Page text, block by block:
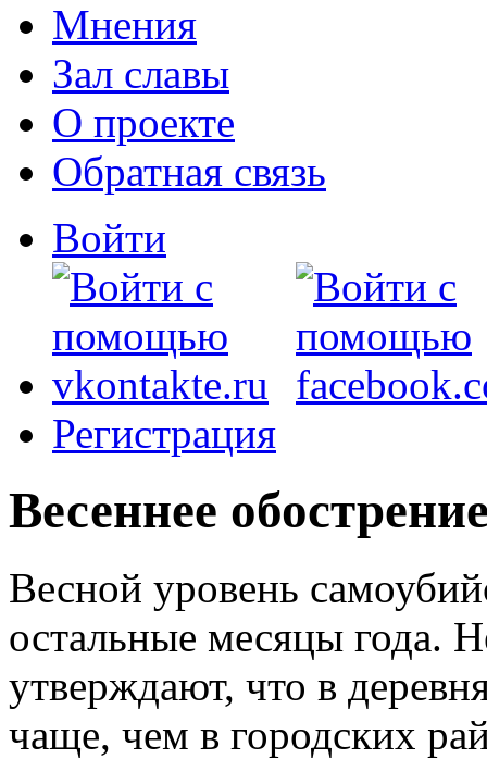
Мнения
Зал славы
О проекте
Обратная связь
Войти
Регистрация
Весеннее
Весной уровень
остальные месяцы года.
утверждают, что в
чаще, чем в городских